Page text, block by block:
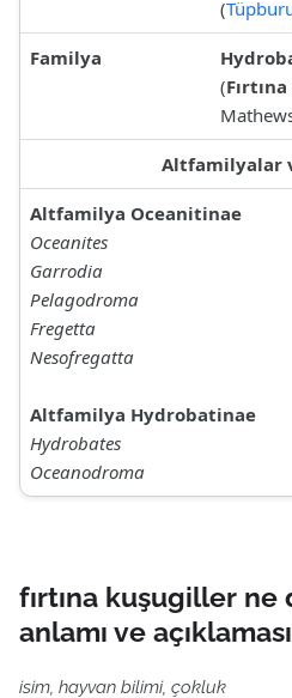
(
Familya
(
Altfamilyalar
Altfamilya Oceanitinae
Oceanites
Garrodia
Pelagodroma
Fregetta
Nesofregatta
Altfamilya Hydrobatinae
Hydrobates
Oceanodroma
fırtına kuşugiller ne
anlamı ve açıklaması
isim, hayvan bilimi, çokluk